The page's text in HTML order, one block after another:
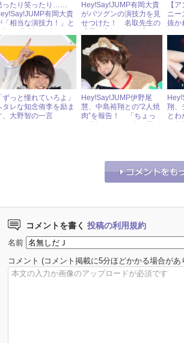
ったり笑ったり……
有岡大貴
「相当な演技力！」と
話
Hey!Say!JUMP有岡大貴
がバツグンの演技力を見
せつけた！ 名取先生の
ド・ブルー』第5話
【
ニー
抜か
「ずっと憧れていろよ」
タレな知念侑李を励ま
、大野智の一言
Hey!Say!JUMP伊野尾
慧、中島裕翔との“2人焼
肉”を報告！ 「ちょっ
翔、
とわ
コメントを書く 投稿の利用規約
名前
コメント (コメント掲載に5分ほどかかる場合があ